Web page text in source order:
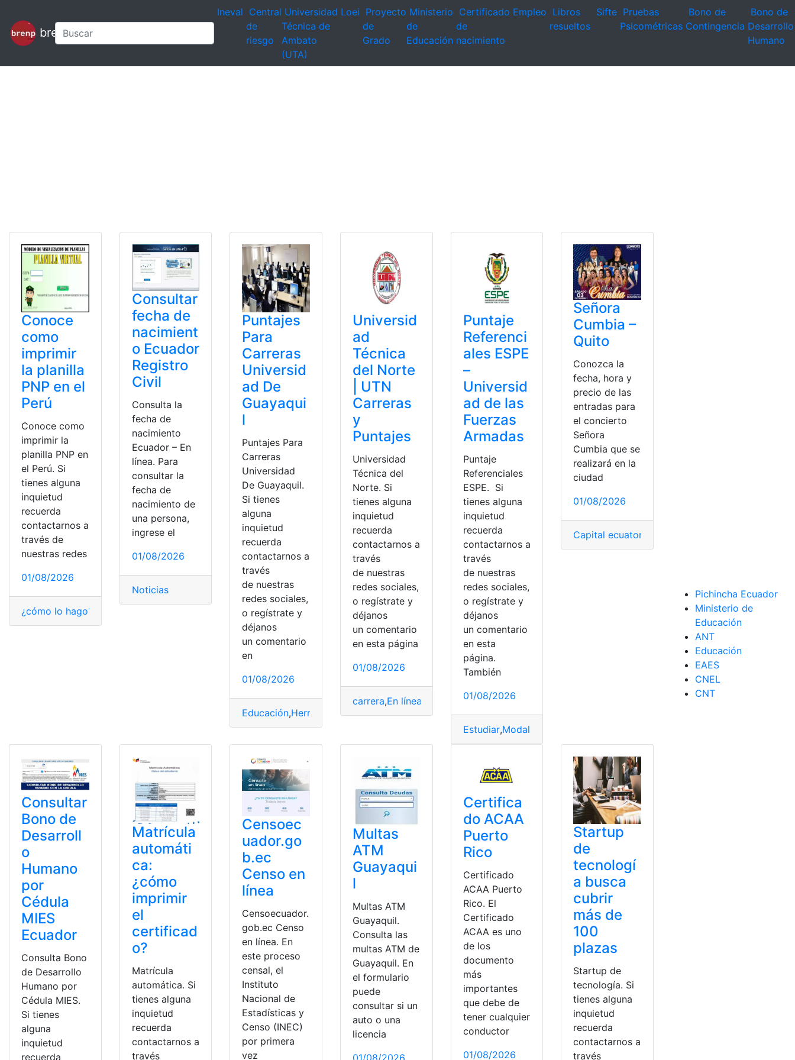
brenp
Ineval Central
de
riesgo
Universidad
Técnica de
Ambato
(UTA)
Loei Proyecto
de
Grado
Ministerio
de
Educación
Certificado
de
nacimiento
Empleo Libros
resueltos
Sifte Pruebas
Psicométricas
Bono de
Contingencia
Bono de
Desarrollo
Humano
Conoce
como
imprimir
la planilla
PNP en el
Perú
Conoce como
imprimir la
planilla PNP en
el Perú. Si
tienes alguna
inquietud
recuerda
contactarnos a
través de
nuestras redes
01/08/2026
¿cómo lo hago?
Consultar
fecha de
nacimient
o Ecuador
Registro
Civil
Consulta la
fecha de
nacimiento
Ecuador – En
línea. Para
consultar la
fecha de
nacimiento de
una persona,
ingrese el
01/08/2026
Noticias
Puntajes
Para
Carreras
Universid
ad De
Guayaqui
l
Puntajes Para
Carreras
Universidad
De Guayaquil.
Si tienes
alguna
inquietud
recuerda
contactarnos a
través
de nuestras
redes sociales,
o regístrate y
déjanos
un comentario
en
01/08/2026
Educación,Herramientas Ecuador,SENESCYT universidades
Universid
ad
Técnica
del Norte
| UTN
Carreras
y
Puntajes
Universidad
Técnica del
Norte. Si
tienes alguna
inquietud
recuerda
contactarnos a
través
de nuestras
redes sociales,
o regístrate y
déjanos
un comentario
en esta página
01/08/2026
carrera,En línea Modalidad,Norte,Técnica
Puntaje
Referenci
ales ESPE
–
Universid
ad de las
Fuerzas
Armadas
Puntaje
Referenciales
ESPE. Si
tienes alguna
inquietud
recuerda
contactarnos a
través
de nuestras
redes sociales,
o regístrate y
déjanos
un comentario
en esta
página.
También
01/08/2026
Estudiar,Modalidad
Señora
Cumbia –
Quito
Conozca la
fecha, hora y
precio de las
entradas para
el concierto
Señora
Cumbia que se
realizará en la
ciudad
01/08/2026
Capital ecuatoriana
Consultar
Bono de
Desarroll
o
Humano
por
Cédula
MIES
Ecuador
Consulta Bono
de Desarrollo
Humano por
Cédula MIES.
Si tienes
alguna
inquietud
recuerda
Matrícula
automáti
ca:
¿cómo
imprimir
el
certificad
o?
Matrícula
automática. Si
tienes alguna
inquietud
recuerda
contactarnos a
través
Censoec
uador.go
b.ec
Censo en
línea
Censoecuador.
gob.ec Censo
en línea. En
este proceso
censal, el
Instituto
Nacional de
Estadísticas y
Censo (INEC)
por primera
vez
Multas
ATM
Guayaqui
l
Multas ATM
Guayaquil.
Consulta las
multas ATM de
Guayaquil. En
el formulario
puede
consultar si un
auto o una
licencia
Certifica
do ACAA
Puerto
Rico
Certificado
ACAA Puerto
Rico. El
Certificado
ACAA es uno
de los
documento
más
importantes
que debe de
tener cualquier
conductor
01/08/2026
Startup
de
tecnologí
a busca
cubrir
más de
100
plazas
Startup de
tecnología. Si
tienes alguna
inquietud
recuerda
contactarnos a
través
Pichincha Ecuador
Ministerio de
Educación
ANT
Educación
EAES
CNEL
CNT